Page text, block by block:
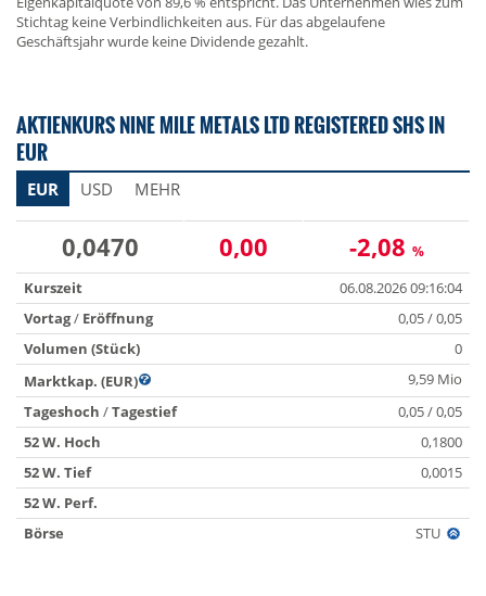
Stichtag keine Verbindlichkeiten aus. Für das abgelaufene
Geschäftsjahr wurde keine Dividende gezahlt.
AKTIENKURS NINE MILE METALS LTD REGISTERED SHS IN
EUR
EUR USD MEHR
0,0470 0,00 -2,08 %
Kurszeit
06.08.2026 09:16:04
Vortag/ Eröffnung
0,05 / 0,05
Volumen (Stück)
0
Marktkap. (EUR)
9,59 Mio
Tageshoch /Tagestief
0,05 / 0,05
52 W. Hoch
0,1800
52 W. Tief
0,0015
52 W. Perf.
Börse
STU